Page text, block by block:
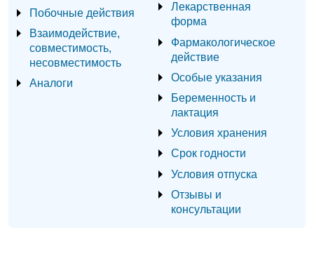
Побочные действия
Взаимодействие,
совместимость,
несовместимость
Аналоги
Лекарственная
форма
Фармакологическое
действие
Особые указания
Беременность и
лактация
Условия хранения
Срок годности
Условия отпуска
Отзывы и
консультации